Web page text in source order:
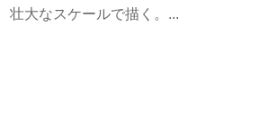
壮大なスケールで描く。...